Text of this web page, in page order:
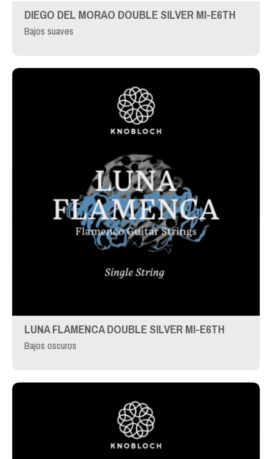
DIEGO DEL MORAO DOUBLE SILVER MI-E6TH
Bajos suaves
LUNA FLAMENCA DOUBLE SILVER MI-E6TH
Bajos oscuros